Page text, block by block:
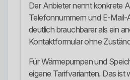
Der Anbieter nennt konkrete
Telefonnummern und E-Mail-
deutlich brauchbarer als ein
Kontaktformular ohne
Für Wärmepumpen und
eigene Tarifvarianten. Das ist